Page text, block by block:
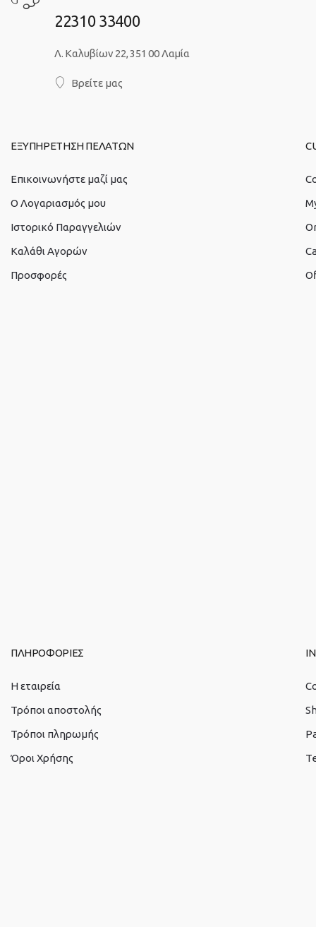
22310 33400
Λ. Καλυβίων 22, 351 00 Λαμία
Βρείτε μας
ΕΞΥΠΗΡΕΤΗΣΗ ΠΕΛΑΤΩΝ
Επικοινωνήστε μαζί μας
O Λογαριασμός μου
Ιστορικό Παραγγελιών
Καλάθι Αγορών
Προσφορές
ΠΛΗΡΟΦΟΡΙΕΣ
Η εταιρεία
Τρόποι αποστολής
Τρόποι πληρωμής
Όροι Χρήσης